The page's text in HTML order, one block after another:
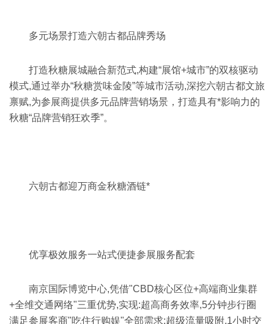
多元场景打造六朝古都品牌秀场
打造秋糖展城融合新范式,构建“展馆+城市”的双核驱动
模式,通过举办“秋糖赏味金陵”等城市活动,深挖六朝古都文旅
禀赋,为参展商提供多元品牌营销场景，打造具有*影响力的
秋糖“品牌营销狂欢季”。
六朝古都迎万商金秋糖酒链*
优享极效服务一站式便捷参展服务配套
南京国际博览中心,凭借"CBD核心区位+高端商业集群
+全维交通网络"三重优势,实现:超高商务效率,5分钟步行圈
满足参展客商"吃住行购娱"全部需求;超级流量吸附,1小时交